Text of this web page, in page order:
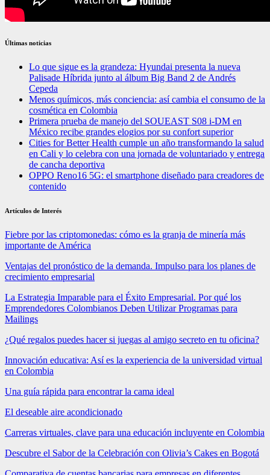
Últimas noticias
Lo que sigue es la grandeza: Hyundai presenta la nueva
Palisade Híbrida junto al álbum Big Band 2 de Andrés
Cepeda
Menos químicos, más conciencia: así cambia el consumo de la
cosmética en Colombia
Primera prueba de manejo del SOUEAST S08 i-DM en
México recibe grandes elogios por su confort superior
Cities for Better Health cumple un año transformando la salud
en Cali y lo celebra con una jornada de voluntariado y entrega
de cancha deportiva
OPPO Reno16 5G: el smartphone diseñado para creadores de
contenido
Artículos de Interés
Fiebre por las criptomonedas: cómo es la granja de minería más
importante de América
Ventajas del pronóstico de la demanda. Impulso para los planes de
crecimiento empresarial
La Estrategia Imparable para el Éxito Empresarial. Por qué los
Emprendedores Colombianos Deben Utilizar Programas para
Mailings
¿Qué regalos puedes hacer si juegas al amigo secreto en tu oficina?
Innovación educativa: Así es la experiencia de la universidad virtual
en Colombia
Una guía rápida para encontrar la cama ideal
El deseable aire acondicionado
Carreras virtuales, clave para una educación incluyente en Colombia
Descubre el Sabor de la Celebración con Olivia’s Cakes en Bogotá